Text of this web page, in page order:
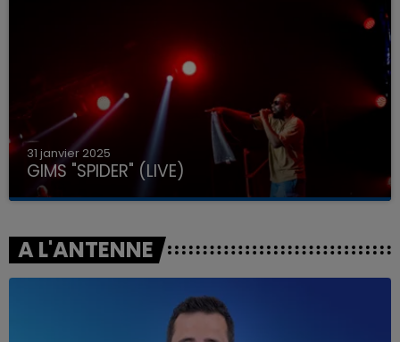
31 janvier 2025
GIMS "SPIDER" (LIVE)
A L'ANTENNE